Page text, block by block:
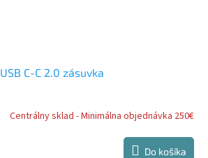
USB C-C 2.0 zásuvka
Centrálny sklad - Minimálna objednávka 250€
Do košíka